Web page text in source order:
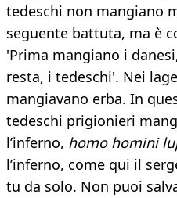
tedeschi non mangiano
seguente battuta, ma è
'Prima mangiano i
resta, i tedeschi'. Nei
mangiavano erba. In
tedeschi prigionieri
l’inferno, homo homini
l’inferno, come qui il
tu da solo. Non puoi